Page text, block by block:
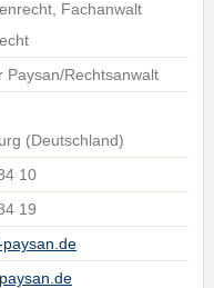
Fachanwalt
Paysan/Rechtsanwalt
(Deutschland)
10
19